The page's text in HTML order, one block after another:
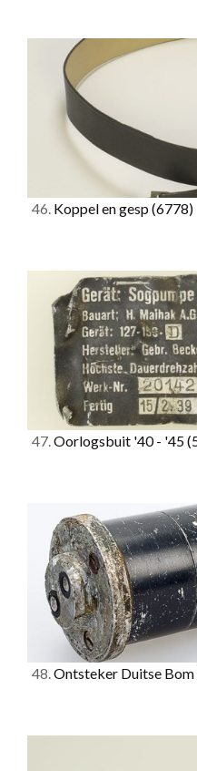
46. Koppel en gesp (6778)
47.Oorlogsbuit '40 - '45
48.Ontsteker Duitse Bom